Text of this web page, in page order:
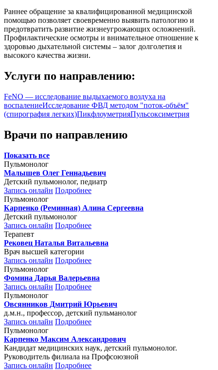
Раннее обращение за квалифицированной медицинской
помощью позволяет своевременно выявить патологию и
предотвратить развитие жизнеугрожающих осложнений.
Профилактические осмотры и внимательное отношение к
здоровью дыхательной системы – залог долголетия и
высокого качества жизни.
Услуги по направлению:
FeNO — исследование выдыхаемого воздуха на
воспалениеИсследование ФВД методом "поток-объём"
(спирография легких)ПикфлоуметрияПульсоксиметрия
Врачи по направлению
Показать все
Пульмонолог
Малышев Олег Геннадьевич
Детский пульмонолог, педиатр
Запись онлайн Подробнее
Пульмонолог
Карпенко (Реминная) Алина Сергеевна
Детский пульмонолог
Запись онлайн Подробнее
Терапевт
Рековец Наталья Витальевна
Врач высшей категории
Запись онлайн Подробнее
Пульмонолог
Фомина Дарья Валерьевна
Запись онлайн Подробнее
Пульмонолог
Овсянников Дмитрий Юрьевич
д.м.н., профессор, детский пульманолог
Запись онлайн Подробнее
Пульмонолог
Карпенко Максим Александрович
Кандидат медицинских наук, детский пульмонолог.
Руководитель филиала на Профсоюзной
Запись онлайн Подробнее